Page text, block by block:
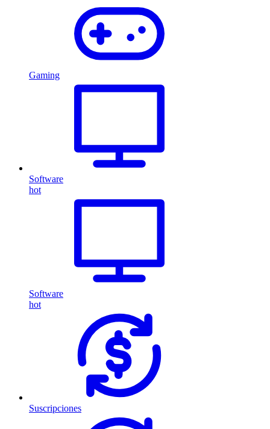
Gaming
Software
hot
Software
hot
Suscripciones